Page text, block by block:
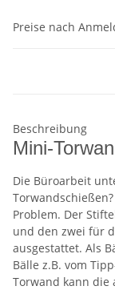
Preise nach
Beschreibung
Mini-
Die Büroarbeit
Problem. Der
und den zwei für
ausgestattet. Als
Bälle z.B. vom
Torwand kann die